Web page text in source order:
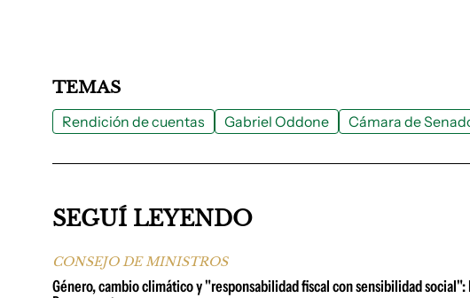
TEMAS
Rendición de cuentas Gabriel Oddone Cámara de
SEGUÍ LEYENDO
CONSEJO DE MINISTROS
Género, cambio climático y "responsabilidad fiscal con sensibilidad